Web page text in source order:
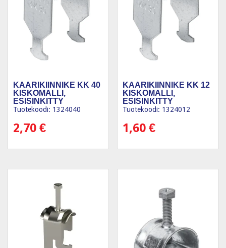
KAARIKIINNIKE KK 40
KISKOMALLI,
ESISINKITTY
Tuotekoodi: 1324040
2,70 €
KAARIKIINNIKE KK 12
KISKOMALLI,
ESISINKITTY
Tuotekoodi: 1324012
1,60€